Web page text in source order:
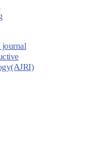
journal